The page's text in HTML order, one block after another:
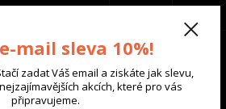
Menu
mail sleva 10%!
zadat Váš email a ziskáte jak slevu,
akcích, které pro vás
připravujeme.